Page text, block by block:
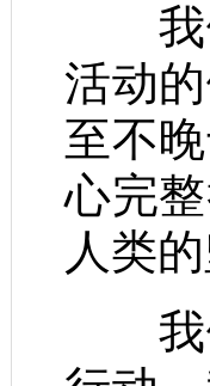
我们
活动
至不
心完
人类
我们